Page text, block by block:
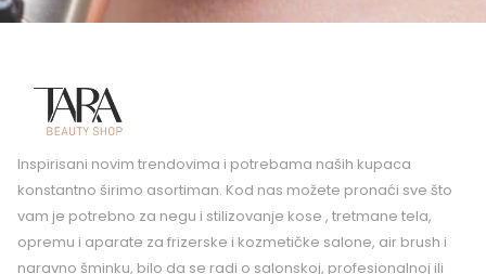
Inspirisani novim trendovima i potrebama naših kupaca
konstantno širimo asortiman. Kod nas možete pronaći sve što
vam je potrebno za negu i stilizovanje kose , tretmane tela,
opremu i aparate za frizerske i kozmetičke salone, air brush i
naravno šminku, bilo da se radi o salonskoj, profesionalnoj ili